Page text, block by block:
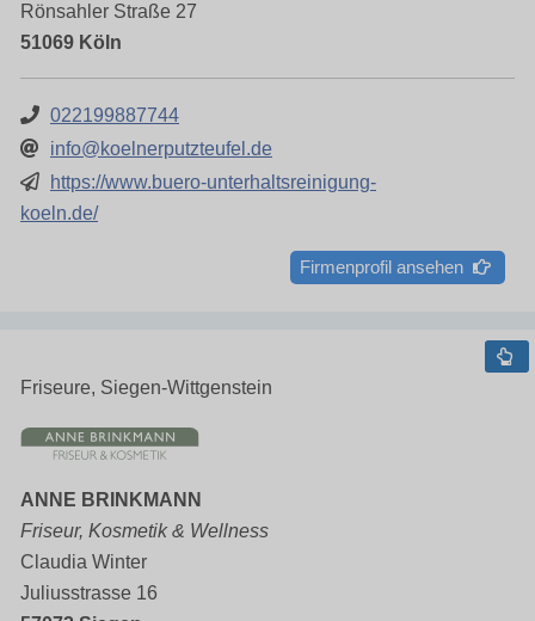
Rönsahler Straße 27
51069 Köln
022199887744
info@koelnerputzteufel.de
https://www.buero-unterhaltsreinigung-
koeln.de/
Firmenprofil ansehen
Friseure, Siegen-Wittgenstein
ANNE BRINKMANN
Friseur, Kosmetik & Wellness
Claudia Winter
Juliusstrasse 16